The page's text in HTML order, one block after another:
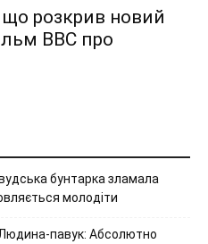
розкрив новий
ВВС про
бунтарка зламала
молодіти
павук: Абсолютно